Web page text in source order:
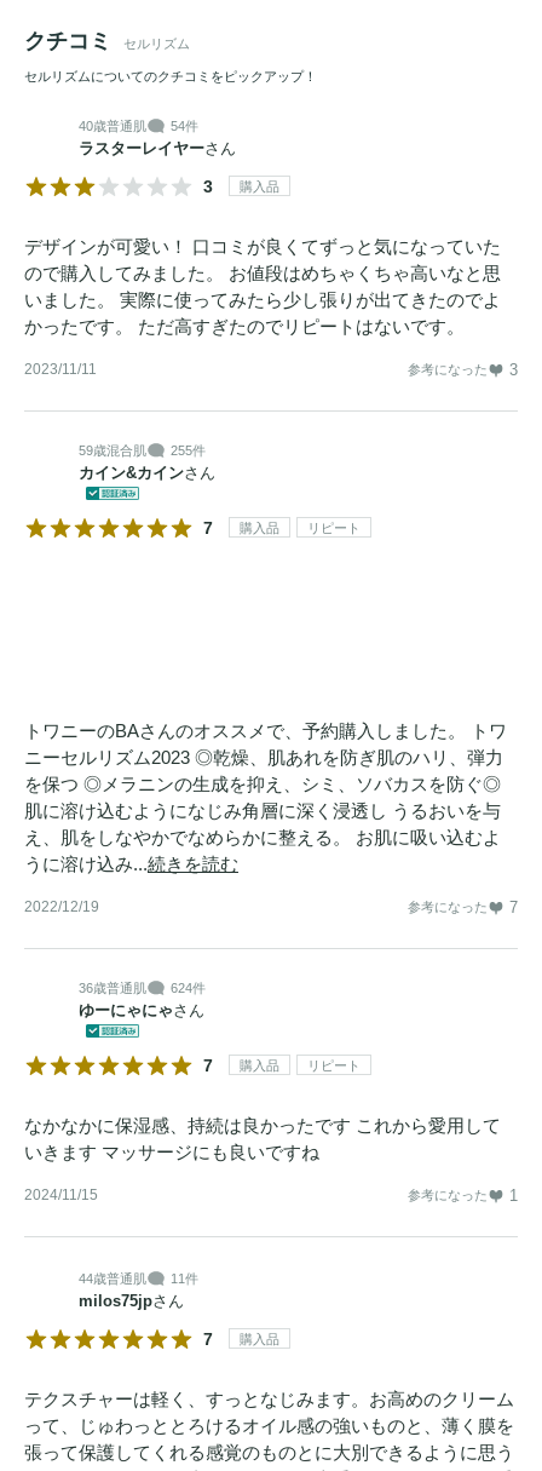
クチコミ セルリズム
セルリズムについてのクチコミをピックアップ！
40歳普通肌 54件
ラスターレイヤーさん
3 購入品
デザインが可愛い！ 口コミが良くてずっと気になっていた
ので購入してみました。 お値段はめちゃくちゃ高いなと思
いました。 実際に使ってみたら少し張りが出てきたのでよ
かったです。 ただ高すぎたのでリピートはないです。
2023/11/11 参考になった 3
59歳混合肌 255件
カイン&カインさん
7 購入品 リピート
トワニーのBAさんのオススメで、予約購入しました。 トワ
ニーセルリズム2023 ◎乾燥、肌あれを防ぎ肌のハリ、弾力
を保つ ◎メラニンの生成を抑え、シミ、ソバカスを防ぐ◎
肌に溶け込むようになじみ角層に深く浸透し うるおいを与
え、肌をしなやかでなめらかに整える。 お肌に吸い込むよ
うに溶け込み...続きを読む
2022/12/19 参考になった 7
36歳普通肌 624件
ゆーにゃにゃさん
7 購入品 リピート
なかなかに保湿感、持続は良かったです これから愛用して
いきます マッサージにも良いですね
2024/11/15 参考になった 1
44歳普通肌 11件
milos75jpさん
7 購入品
テクスチャーは軽く、すっとなじみます。お高めのクリーム
って、じゅわっととろけるオイル感の強いものと、薄く膜を
張って保護してくれる感覚のものとに大別できるように思う